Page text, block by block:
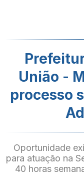
União -
processo
Oportunidade
para atuação na
40 horas